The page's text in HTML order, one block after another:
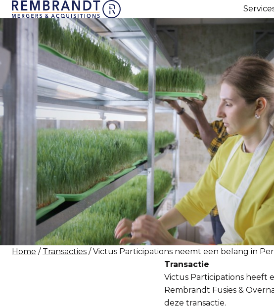
Home / Transacties / Victus Participations neemt een belang in
Transactie
Victus Participations heeft
Rembrandt Fusies &
deze transactie.